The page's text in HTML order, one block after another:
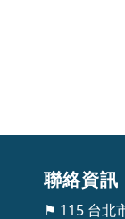
聯絡資訊
⚑ 115 台北